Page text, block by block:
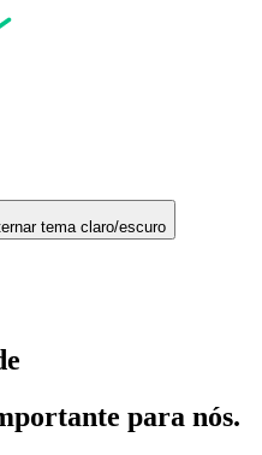
tema claro/escuro
para nós.